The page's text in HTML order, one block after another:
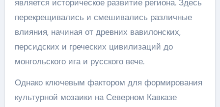
является историческое развитие региона. Здесь
перекрещивались и смешивались различные
влияния, начиная от древних вавилонских,
персидских и греческих цивилизаций до
монгольского ига и русского вече.
Однако ключевым фактором для формирования
культурной мозаики на Северном Кавказе